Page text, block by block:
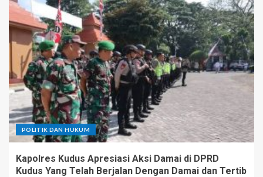
POLITIK DAN HUKUM
Kapolres Kudus Apresiasi Aksi Damai di DPRD
Kudus Yang Telah Berjalan Dengan Damai dan Tertib